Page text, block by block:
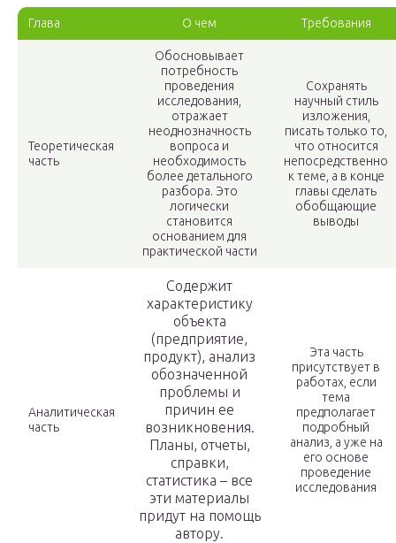
Глава О чем Требования
Теоретическая
часть
Обосновывает
потребность
проведения
исследования,
отражает
неоднозначность
вопроса и
необходимость
более детального
разбора. Это
логически
становится
основанием для
практической части
Сохранять
научный стиль
изложения,
писать только то,
что относится
непосредственно
к теме, а в конце
главы сделать
обобщающие
выводы
Аналитическая
часть
Содержит
характеристику
объекта
(предприятие,
продукт), анализ
обозначенной
проблемы и
причин ее
возникновения.
Планы, отчеты,
справки,
статистика – все
эти материалы
придут на помощь
автору.
Эта часть
присутствует в
работах, если
тема
предполагает
подробный
анализ, а уже на
его основе
проведение
исследования